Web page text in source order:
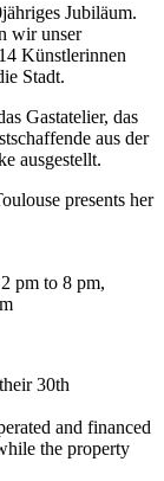
Jubiläum.
wir unser
Künstlerinnen
Stadt.
Gastatelier, das
aus der
ausgestellt.
presents her
pm to 8 pm,
30th
and financed
the property